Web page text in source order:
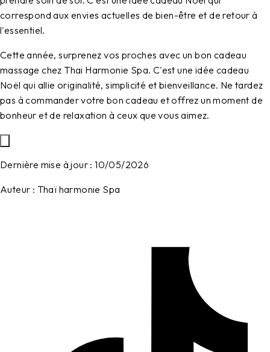
correspond aux envies actuelles de bien-être et de retour à
l'essentiel.
Cette année, surprenez vos proches avec un bon cadeau
massage chez Thai Harmonie Spa. C'est une idée cadeau
Noël qui allie originalité, simplicité et bienveillance. Ne tardez
pas à commander votre bon cadeau et offrez un moment de
bonheur et de relaxation à ceux que vous aimez.
Dernière mise à jour : 10/05/2026
Auteur : Thaï harmonie Spa